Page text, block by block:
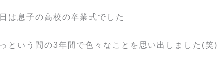
は息子の高校の卒業式でした
という間の3年間で色々なことを思い出しました(笑)